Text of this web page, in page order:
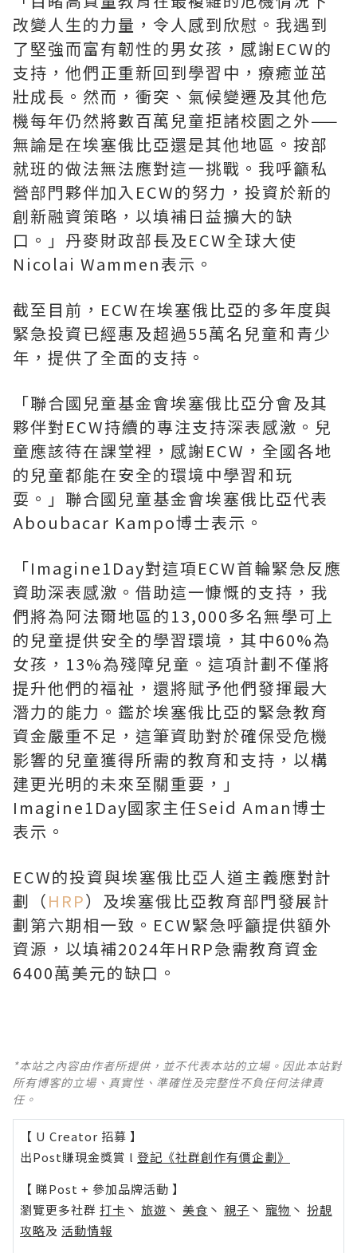
改變人生的力量，令人感到欣慰。我遇到
了堅強而富有韌性的男女孩，感謝ECW的
支持，他們正重新回到學習中，療癒並茁
壯成長。然而，衝突、氣候變遷及其他危
機每年仍然將數百萬兒童拒諸校園之外——
無論是在埃塞俄比亞還是其他地區。按部
就班的做法無法應對這一挑戰。我呼籲私
營部門夥伴加入ECW的努力，投資於新的
創新融資策略，以填補日益擴大的缺
口。」丹麥財政部長及ECW全球大使
Nicolai Wammen表示。
截至目前，ECW在埃塞俄比亞的多年度與
緊急投資已經惠及超過55萬名兒童和青少
年，提供了全面的支持。
「聯合國兒童基金會埃塞俄比亞分會及其
夥伴對ECW持續的專注支持深表感激。兒
童應該待在課堂裡，感謝ECW，全國各地
的兒童都能在安全的環境中學習和玩
耍。」聯合國兒童基金會埃塞俄比亞代表
Aboubacar Kampo博士表示。
「Imagine1Day對這項ECW首輪緊急反應
資助深表感激。借助這一慷慨的支持，我
們將為阿法爾地區的13,000多名無學可上
的兒童提供安全的學習環境，其中60%為
女孩，13%為殘障兒童。這項計劃不僅將
提升他們的福祉，還將賦予他們發揮最大
潛力的能力。鑑於埃塞俄比亞的緊急教育
資金嚴重不足，這筆資助對於確保受危機
影響的兒童獲得所需的教育和支持，以構
建更光明的未來至關重要，」
Imagine1Day國家主任Seid Aman博士
表示。
ECW的投資與埃塞俄比亞人道主義應對計
劃（HRP）及埃塞俄比亞教育部門發展計
劃第六期相一致。ECW緊急呼籲提供額外
資源，以填補2024年HRP急需教育資金
6400萬美元的缺口。
*本站之內容由作者所提供，並不代表本站的立場。因此本站對
所有博客的立場、真實性、準確性及完整性不負任何法律責
任。
【 U Creator 招募 】
出Post賺現金獎賞 l 登記《社群創作有價企劃》
【 睇Post + 參加品牌活動 】
瀏覽更多社群 打卡 丶 旅遊 丶 美食 丶 親子 丶 寵物 丶 扮靚
攻略及 活動情報